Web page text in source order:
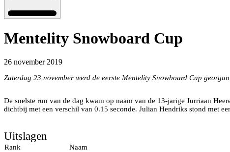
Mentelity Snowboard Cup
26 november 2019
Zaterdag 23 november werd de eerste Mentelity Snowboard Cup
De snelste run van de dag kwam op naam van de 13-jarige Jurriaan
dichtbij met een verschil van 0.15 seconde. Julian Hendriks stond met
Uitslagen
Rank Naam